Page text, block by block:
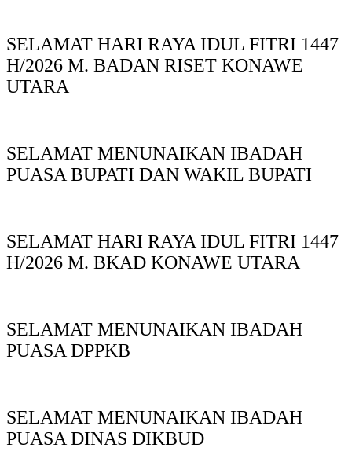
SELAMAT HARI RAYA IDUL FITRI 1447
H/2026 M. BADAN RISET KONAWE
UTARA
SELAMAT MENUNAIKAN IBADAH
PUASA BUPATI DAN WAKIL BUPATI
SELAMAT HARI RAYA IDUL FITRI 1447
H/2026 M. BKAD KONAWE UTARA
SELAMAT MENUNAIKAN IBADAH
PUASA DPPKB
SELAMAT MENUNAIKAN IBADAH
PUASA DINAS DIKBUD